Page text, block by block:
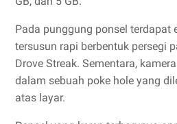
Pada punggung ponsel terdapat
tersusun rapi berbentuk persegi
Drove Streak. Sementara,
dalam sebuah poke hole yang
atas layar.